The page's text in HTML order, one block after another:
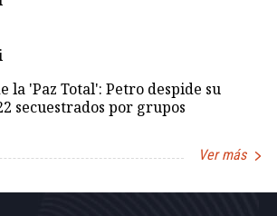
la 'Paz Total': Petro despide su
secuestrados por grupos
Ver más